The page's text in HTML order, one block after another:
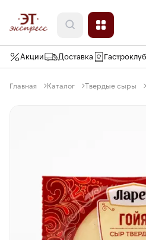
Акции Доставка Гастроклуб
Главная Каталог Твердые сыры